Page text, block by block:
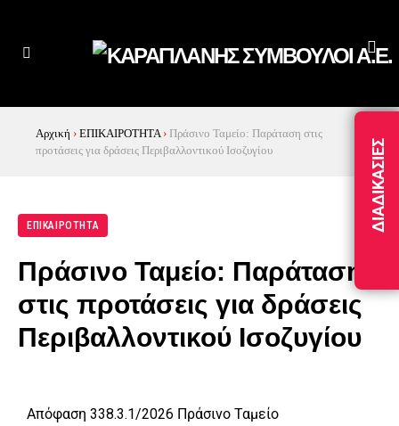
Αρχική › ΕΠΙΚΑΙΡΟΤΗΤΑ › Πράσινο Ταμείο: Παράταση στις
προτάσεις για δράσεις Περιβαλλοντικού Ισοζυγίου
ΕΠΙΚΑΙΡΟΤΗΤΑ
Πράσινο Ταμείο: Παράταση
στις προτάσεις για δράσεις
Περιβαλλοντικού Ισοζυγίου
Απόφαση 338.3.1/2026 Πράσινο Ταμείο
ΔΙΑΔΙΚΑΣΊΕΣ